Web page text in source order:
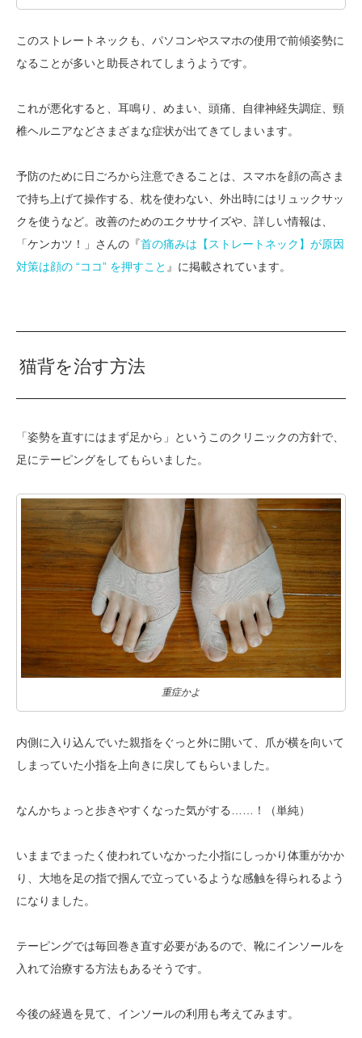
このストレートネックも、パソコンやスマホの使用で前傾姿勢に
なることが多いと助長されてしまうようです。
これが悪化すると、耳鳴り、めまい、頭痛、自律神経失調症、頸
椎ヘルニアなどさまざまな症状が出てきてしまいます。
予防のために日ごろから注意できることは、スマホを顔の高さま
で持ち上げて操作する、枕を使わない、外出時にはリュックサッ
クを使うなど。改善のためのエクササイズや、詳しい情報は、
「ケンカツ！」さんの『首の痛みは【ストレートネック】が原因
対策は顔の “ココ” を押すこと 』に掲載されています。
猫背を治す方法
「姿勢を直すにはまず足から」というこのクリニックの方針で、
足にテーピングをしてもらいました。
重症かよ
内側に入り込んでいた親指をぐっと外に開いて、爪が横を向いて
しまっていた小指を上向きに戻してもらいました。
なんかちょっと歩きやすくなった気がする……！（単純）
いままでまったく使われていなかった小指にしっかり体重がかか
り、大地を足の指で掴んで立っているような感触を得られるよう
になりました。
テーピングでは毎回巻き直す必要があるので、靴にインソールを
入れて治療する方法もあるそうです。
今後の経過を見て、インソールの利用も考えてみます。